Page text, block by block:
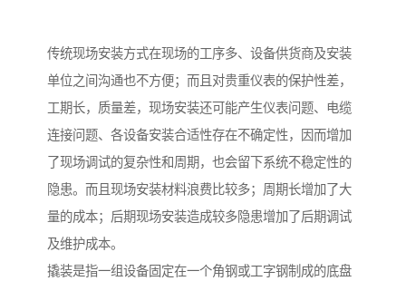
传统现场安装方式在现场的工序多、设备供货商及安装
单位之间沟通也不方便；而且对贵重仪表的保护性差，
工期长，质量差，现场安装还可能产生仪表问题、电缆
连接问题、各设备安装合适性存在不确定性，因而增加
了现场调试的复杂性和周期，也会留下系统不稳定性的
隐患。而且现场安装材料浪费比较多；周期长增加了大
量的成本；后期现场安装造成较多隐患增加了后期调试
及维护成本。
撬装是指一组设备固定在一个角钢或工字钢制成的底盘